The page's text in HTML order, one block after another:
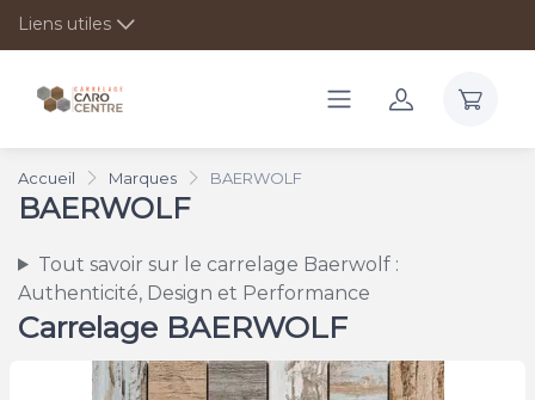
Liens utiles
Accueil Marques BAERWOLF
BAERWOLF
Tout savoir sur le carrelage Baerwolf :
Authenticité, Design et Performance
Carrelage BAERWOLF